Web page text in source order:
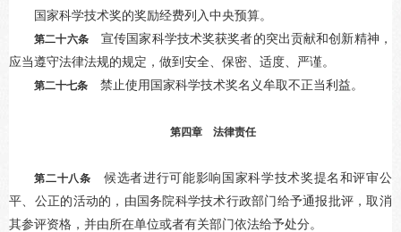
国家科学技术奖的奖励经费列入中央预算。
第二十六条宣传国家科学技术奖获奖者的突出贡献和创新精神，
应当遵守法律法规的规定，做到安全、保密、适度、严谨。
第二十七条 禁止使用国家科学技术奖名义牟取不正当利益。
第四章 法律责任
第二十八条 候选者进行可能影响国家科学技术奖提名和评审公
平、公正的活动的，由国务院科学技术行政部门给予通报批评，取消
其参评资格，并由所在单位或者有关部门依法给予处分。